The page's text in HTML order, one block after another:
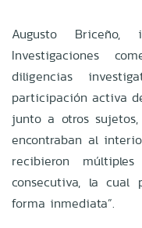
Augusto
Investigaciones
diligencias
participación activa
junto a otros
encontraban al
recibieron
consecutiva, la cual
forma inmediata”.